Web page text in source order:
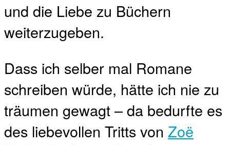
und die Liebe zu Büchern
weiterzugeben.
Dass ich selber mal Romane
schreiben würde, hätte ich nie zu
träumen gewagt – da bedurfte es
des liebevollen Tritts von Zoë